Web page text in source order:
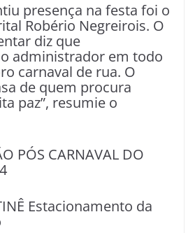
presença na festa foi o
Robério Negreirois. O
diz que
administrador em todo
carnaval de rua. O
de quem procura
paz”, resumie o
PÓS CARNAVAL DO
Estacionamento da